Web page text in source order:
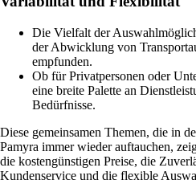
Die Vielfalt der
der Abwicklung von
empfunden.
Ob für Privatpersonen oder
eine breite Palette an
Bedürfnisse.
Diese gemeinsamen Themen, die in
Pamyra immer wieder auftauchen,
die kostengünstigen Preise, die
Kundenservice und die flexible